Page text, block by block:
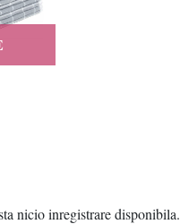
nicio inregistrare disponibila.